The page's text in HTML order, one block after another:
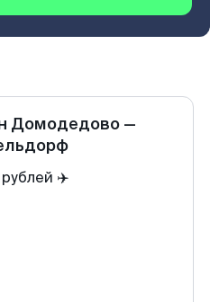
Домодедово —
✈️